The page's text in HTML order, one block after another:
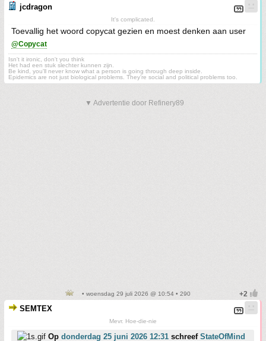
jcdragon
It's complicated.
Toevallig het woord copycat gezien en moest denken aan user
@Copycat
Isn't it ironic, don't you think
Het had een stuk slechter kunnen zijn.
Be kind, you'll never know what a person is going through deep inside.
Epidemics are not just biological problems. They’re social and political problems too.
▼ Advertentie door Refinery89
• woensdag 29 juli 2026 @ 10:54 • 290
SEMTEX
Mevr. Hoe-die-nie
Op donderdag 25 juni 2026 12:31 schreef StateOfMind